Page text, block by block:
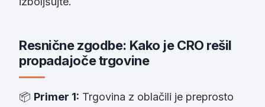
Resnične zgodbe: Kako je CRO rešil
propadajoče trgovine
📦 Primer 1: Trgovina z oblačili je preprosto